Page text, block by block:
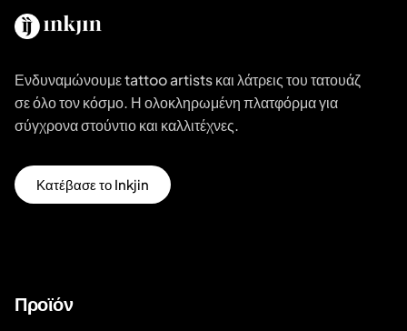
Ενδυναμώνουμε tattoo artists και λάτρεις του τατουάζ
σε όλο τον κόσμο. Η ολοκληρωμένη πλατφόρμα για
σύγχρονα στούντιο και καλλιτέχνες.
Κατέβασε το Inkjin
Προϊόν